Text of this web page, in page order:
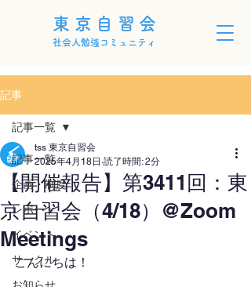
東京自習会
社会人勉強コミュニティ
記事
記事一覧
企画・制度
レポート
イベント
サークル
記事一覧
【開催報告】第3411回：東
京自習会（4/18）@Zoom
Meetings
tss 東京自習会
2025年4月18日 読了時間: 2分
こんにちは！